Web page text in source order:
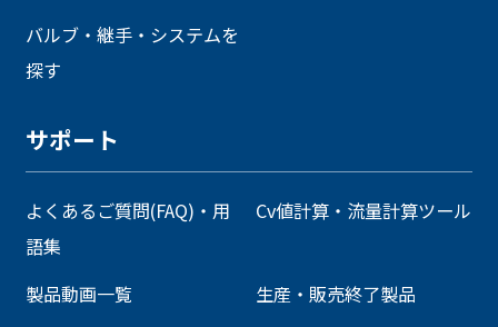
バルブ・継手・システムを
探す
サポート
よくあるご質問(FAQ)・用
語集
Cv値計算・流量計算ツール
製品動画一覧
生産・販売終了製品